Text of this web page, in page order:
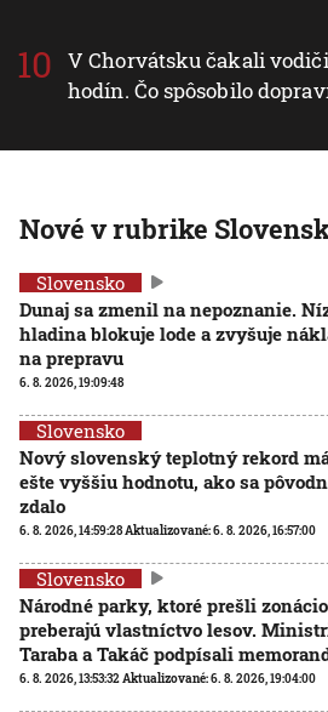
V Chorvátsku čakali
hodín. Čo spôsobilo
Nové v rubrike
Slovensko
Dunaj sa zmenil na nepoznanie.
hladina blokuje lode a zvyšuje
na prepravu
6. 8. 2026, 19:09:48
Slovensko
Nový slovenský teplotný rekord
ešte vyššiu hodnotu, ako sa
zdalo
6. 8. 2026, 14:59:28 Aktualizované:6. 8. 2026, 16:57:00
Slovensko
Národné parky, ktoré prešli
preberajú vlastníctvo lesov.
Taraba a Takáč podpísali
6. 8. 2026, 13:53:32 Aktualizované:6. 8. 2026, 19:04:00